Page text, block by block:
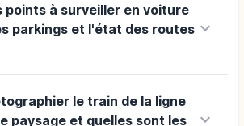
points à surveiller en voiture
parkings et l'état des routes keyboard_arrow_down
le train de la ligne
paysage et quelles sont les
keyboard_arrow_down